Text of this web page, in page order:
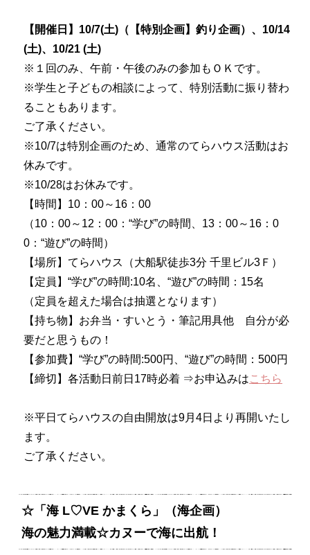
【開催日】10/7(土)（【特別企画】釣り企画）、10/14
(土)、10/21 (土)
※１回のみ、午前・午後のみの参加 もＯＫです。
※学生と子どもの相談によって、特別活動に振り替わ
ることもあります。
ご了承ください。
※10/7は特別企画のため、通常のてらハウス活動はお
休みです。
※10/28はお休みです。
【時間】10：00～16：00
（10：00～12：00：“学び”の時間、13：00～16：0
0：“遊び”の時間）
【場所】てらハウス（大船駅徒歩3分 千里ビル3Ｆ）
【定員】“学び”の時間:10名、“遊び”の時間：15名
（定員を超えた場合は抽選となります）
【持ち物】お弁当・すいとう・筆記用具他 自分が必
要だと思うもの！
【参加費】“学び”の時間:500円、“遊び”の時間：500円
【締切】各活動日前日17時必着 ⇒お申込みはこちら
※平日てらハウスの自由開放は9月4日より再開いたし
ます。
ご了承ください。
☆「海 L♡VE かまくら」（海企画）
海の魅力満載☆カヌーで海に出航！